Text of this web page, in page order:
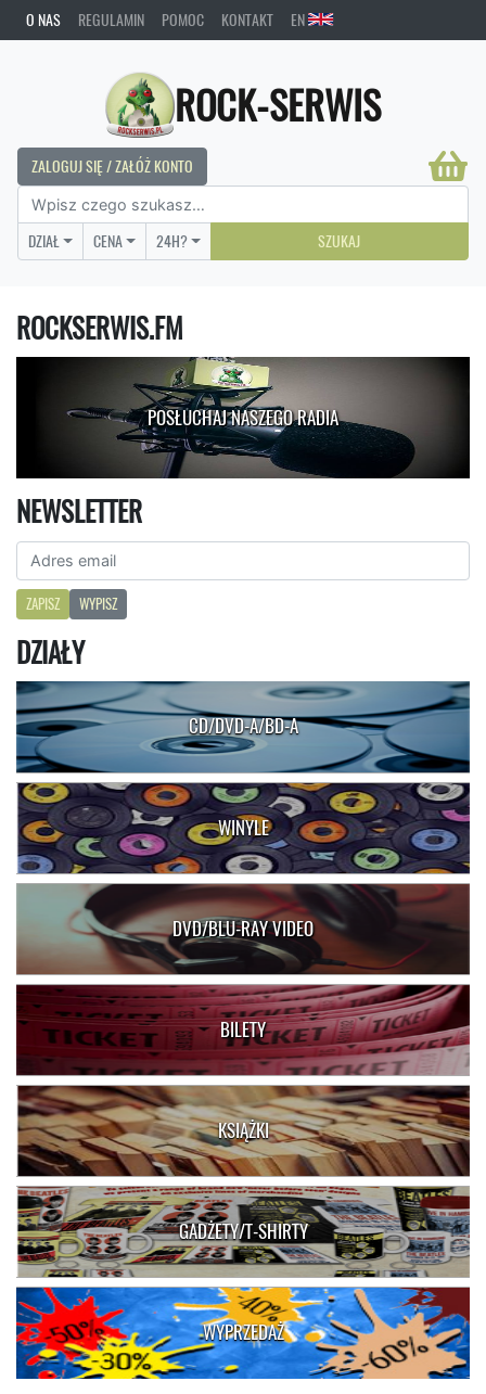
O NAS REGULAMIN POMOC KONTAKT EN
ROCK-SERWIS
ZALOGUJ SIĘ / ZAŁÓŻ KONTO
DZIAŁ CENA 24H? SZUKAJ
ROCKSERWIS.FM
POSŁUCHAJ NASZEGO RADIA
NEWSLETTER
ZAPISZ WYPISZ
DZIAŁY
CD/DVD-A/BD-A
WINYLE
DVD/BLU-RAY VIDEO
BILETY
KSIĄŻKI
GADŻETY/T-SHIRTY
WYPRZEDAŻ